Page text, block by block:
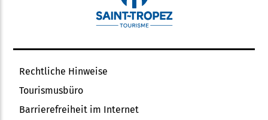
Rechtliche Hinweise
Tourismusbüro
Barrierefreiheit im Internet